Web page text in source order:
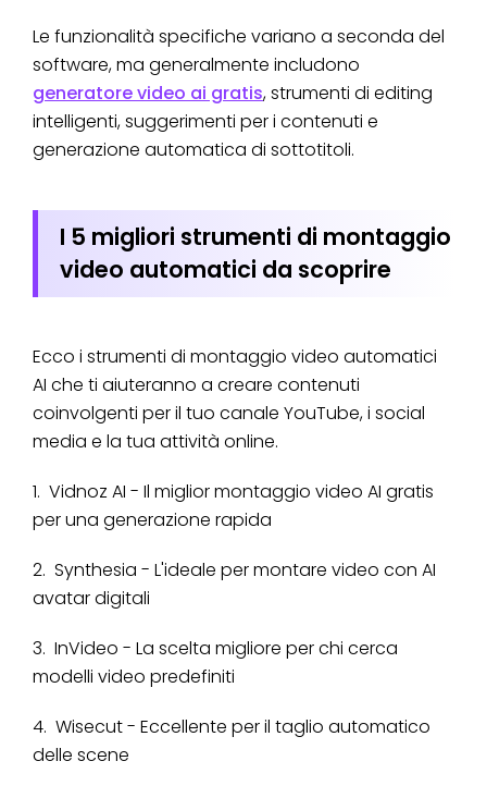
Le funzionalità specifiche variano a seconda del
software, ma generalmente includono
generatore video ai gratis, strumenti di editing
intelligenti, suggerimenti per i contenuti e
generazione automatica di sottotitoli.
I 5 migliori strumenti di montaggio
video automatici da scoprire
Ecco i strumenti di montaggio video automatici
AI che ti aiuteranno a creare contenuti
coinvolgenti per il tuo canale YouTube, i social
media e la tua attività online.
1. Vidnoz AI - Il miglior montaggio video AI gratis​
per una generazione rapida
2. Synthesia - L'ideale per montare video con AI
avatar digitali
3. InVideo - La scelta migliore per chi cerca
modelli video predefiniti
4. Wisecut - Eccellente per il taglio automatico
delle scene